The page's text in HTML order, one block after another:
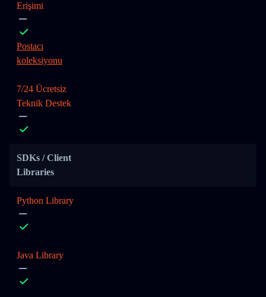
Erişimi
Postacı
koleksiyonu
7/24 Ücretsiz
Teknik Destek
SDKs / Client
Libraries
Python Library
Java Library